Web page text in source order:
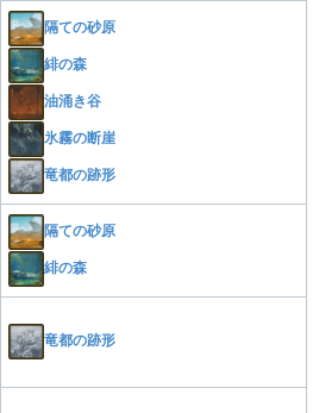
隔ての砂原
緋の森
油涌き谷
氷霧の断崖
竜都の跡形
隔ての砂原
緋の森
竜都の跡形